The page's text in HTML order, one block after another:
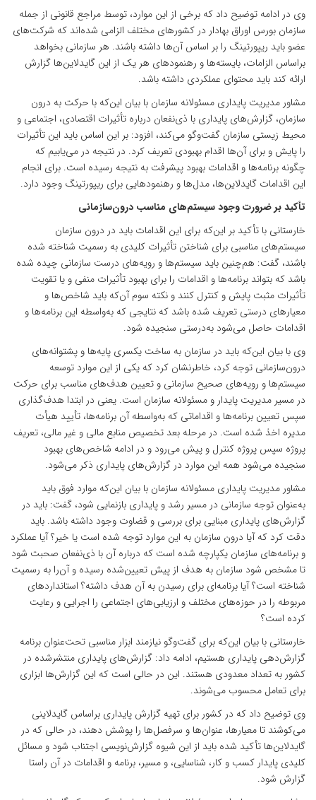
وی در ادامه توضیح داد که برخی از این موارد، توسط مراجع قانونی از جمله
سازمان بورس اوراق بهادار در کشورهای مختلف الزامی شده‌اند که شرکت‌های
عضو باید ریپورتینگ را بر اساس آن‌ها داشته باشند. هر سازمانی بخواهد
براساس الزامات، بایسته‌ها و رهنمودهای هر یک از این گایدلاین‌ها گزارش
ارائه کند باید محتوای عملکردی داشته باشد.
مشاور مدیریت پایداری مسئولانه سازمان با بیان این‌که با حرکت به درون
سازمان، گزارش‌های پایداری با ذی‌نفعان درباره تأثیرات اقتصادی، اجتماعی و
محیط زیستی سازمان گفت‌وگو می‌کند، افزود: بر این اساس باید این تأثیرات
را پایش و برای آن‌ها اقدام بهبودی تعریف کرد. در نتیجه در می‌یابیم که
چگونه برنامه‌ها و اقدامات بهبود پیشرفت به نتیجه رسیده است. برای انجام
این اقدامات گایدلاین‌ها، مدل‌ها و رهنمودهایی برای ریپورتینگ وجود دارد.
تأکید بر ضرورت وجود سیستم‌های مناسب درون‌سازمانی
خارستانی با تأکید بر این‌که برای این اقدامات باید در درون سازمان
سیستم‌های مناسبی برای شناختن تأثیرات کلیدی به رسمیت شناخته شده
باشند، گفت: هم‌چنین باید سیستم‌ها و رویه‌های درست سازمانی چیده شده
باشد که بتواند برنامه‌ها و اقدامات را برای بهبود تأثیرات منفی و یا تقویت
تأثیرات مثبت پایش و کنترل کنند و نکته سوم آن‌که باید شاخص‌ها و
معیارهای درستی تعریف شده باشد که نتایجی که به‌واسطه این برنامه‌ها و
اقدامات حاصل می‌شود به‌درستی سنجیده شود.
وی با بیان این‌که باید در سازمان به ساخت یکسری پایه‌ها و پشتوانه‌های
درون‌سازمانی توجه کرد، خاطرنشان کرد که یکی از این موارد توسعه
سیستم‌ها و رویه‌های صحیح سازمانی و تعیین هدف‌های مناسب برای حرکت
در مسیر مدیریت پایدار و مسئولانه سازمان است. یعنی در ابتدا هدف‌گذاری
سپس تعیین برنامه‌ها و اقداماتی که به‌واسطه آن برنامه‌ها، تأیید هیأت
مدیره اخذ شده است. در مرحله بعد تخصیص منابع مالی و غیر مالی، تعریف
پروژه سپس پروژه کنترل و پیش می‌رود و در ادامه شاخص‌های بهبود
سنجیده می‌شود همه این موارد در گزارش‌های پایداری ذکر می‌شود.
مشاور مدیریت پایداری مسئولانه سازمان با بیان این‌که موارد فوق باید
به‌عنوان توجه‌ سازمانی در مسیر رشد و پایداری بازنمایی شود، گفت: باید در
گزارش‌های پایداری مبنایی برای بررسی و قضاوت وجود داشته باشد. باید
دقت کرد که آیا درون سازمان به این موارد توجه شده است یا خیر؟ آیا عملکرد
و برنامه‌های سازمان یکپارچه شده است که درباره آن با ذی‌نفعان صحبت شود
تا مشخص شود سازمان به هدف از پیش‌ تعیین‌شده رسیده و آن‌را به رسمیت
شناخته است؟ آیا برنامه‌ای برای رسیدن به آن هدف داشته؟ استانداردهای
مربوطه را در حوزه‌های مختلف و ارزیابی‌های اجتماعی را اجرایی و رعایت
کرده است؟
خارستانی با بیان این‌که برای گفت‌وگو نیازمند ابزار مناسبی تحت‌عنوان برنامه
گزارش‌دهی پایداری هستیم، ادامه داد: گزارش‌های پایداری منتشرشده در
کشور به تعداد معدودی هستند. این در حالی است که این گزارش‌ها ابزاری
برای تعامل محسوب می‌شوند.
وی توضیح داد که در کشور برای تهیه گزارش پایداری براساس گایدلاینی
می‌کوشند تا معیارها، عنوان‌ها و سرفصل‌ها را پوشش دهند، در حالی که در
گایدلاین‌ها تأکید شده باید از این شیوه گزارش‌نویسی اجتناب شود و مسائل
کلیدی پایدار کسب و کار، شناسایی، و مسیر، برنامه و اقدامات در آن راستا
گزارش شود.